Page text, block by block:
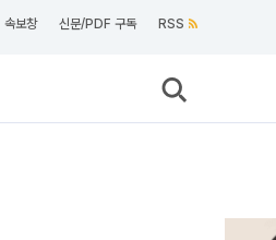
속보창 신문/PDF 구독 RSS